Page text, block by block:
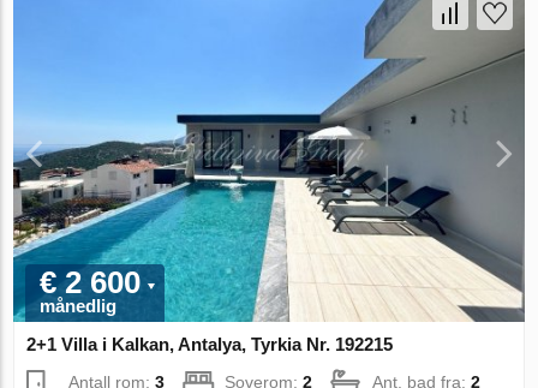
€ 2 600
månedlig
2+1 Villa i Kalkan, Antalya, Tyrkia Nr. 192215
Antall rom:3 Soverom:2 Ant. bad fra:2